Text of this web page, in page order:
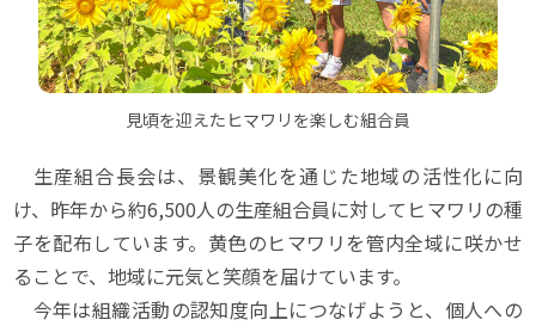
見頃を迎えたヒマワリを楽しむ組合員
生産組合長会は、景観美化を通じた地域の活性化に向
け、昨年から約6,500人の生産組合員に対してヒマワリの種
子を配布しています。黄色のヒマワリを管内全域に咲かせ
ることで、地域に元気と笑顔を届けています。
今年は組織活動の認知度向上につなげようと、個人への